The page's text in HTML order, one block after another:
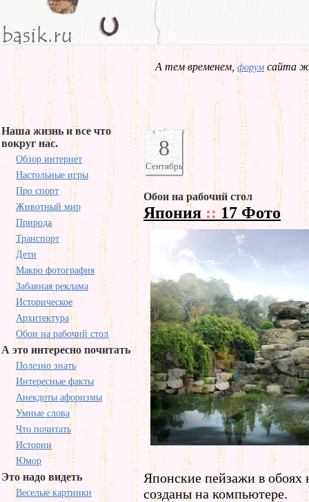
А тем временем,форум сайта
Наша жизнь и все что
вокруг нас.
Обзор интернет
Настольные игры
Про спорт
Животный мир
Природа
Транспорт
Дети
Макро фотография
Забавная реклама
Историческое
Архитектура
Обои на рабочий стол
А это интересно почитать
Полезно знать
Интересные факты
Анекдоты афоризмы
Умные слова
Что почитать
Истории
Юмор
Это надо видеть
Веселые картинки
8
Сентябрь
Обои на рабочий стол
Япония ::17 Фото
Японские пейзажи в обоях
созданы на компьютере.